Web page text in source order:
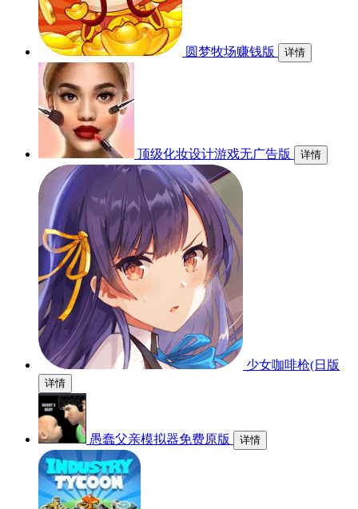
圆梦牧场赚钱版 详情
顶级化妆设计游戏无广告版 详情
少女咖啡枪(日版
详情
愚蠢父亲模拟器免费原版 详情